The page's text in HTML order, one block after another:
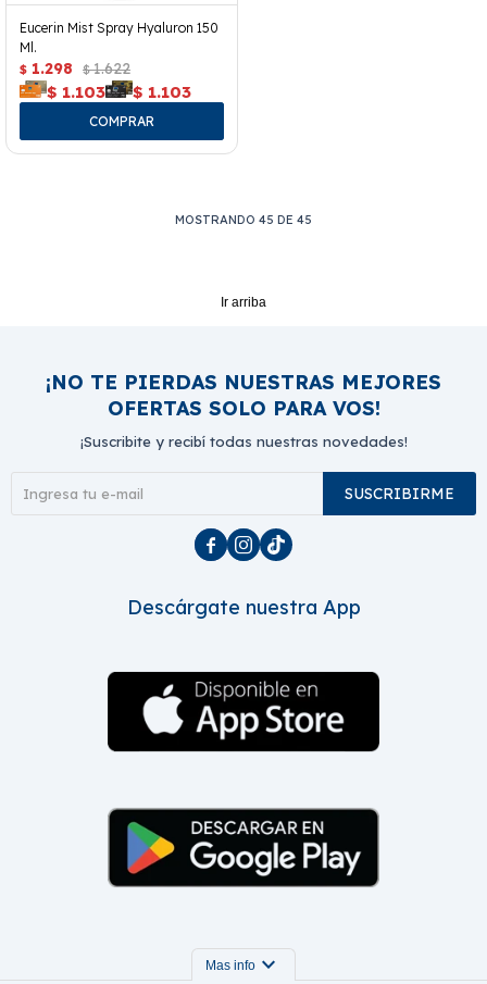
Eucerin Mist Spray Hyaluron 150
Ml.
$ 1.298 $ 1.622
$ 1.103 $ 1.103
MOSTRANDO 45 DE 45
Ir arriba
¡NO TE PIERDAS NUESTRAS MEJORES
OFERTAS SOLO PARA VOS!
¡Suscribite y recibí todas nuestras novedades!
SUSCRIBIRME
  
Descárgate nuestra App
Mas info expand_more